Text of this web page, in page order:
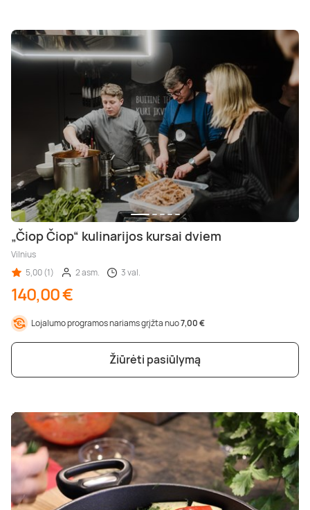
„Čiop Čiop“ kulinarijos kursai dviem
Vilnius
5,00 (1)
2 asm. 3 val.
140,00 €
Lojalumo programos nariams grįžta nuo7,00 €
Žiūrėti pasiūlymą